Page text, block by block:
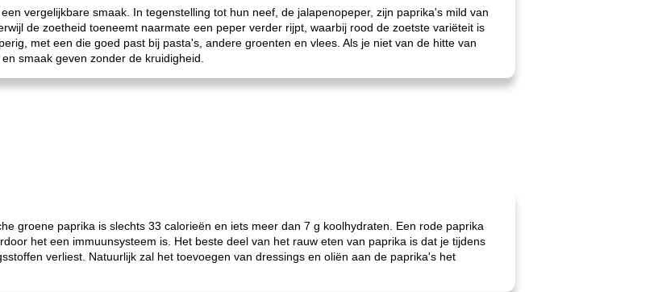
vergelijkbare smaak. In tegenstelling tot hun neef, de jalapenopeper, zijn paprika's mild van
de zoetheid toeneemt naarmate een peper verder rijpt, waarbij rood de zoetste variëteit is
met een die goed past bij pasta's, andere groenten en vlees. Als je niet van de hitte van
smaak geven zonder de kruidigheid.
groene paprika is slechts 33 calorieën en iets meer dan 7 g koolhydraten. Een rode paprika
het een immuunsysteem is. Het beste deel van het rauw eten van paprika is dat je tijdens
verliest. Natuurlijk zal het toevoegen van dressings en oliën aan de paprika's het